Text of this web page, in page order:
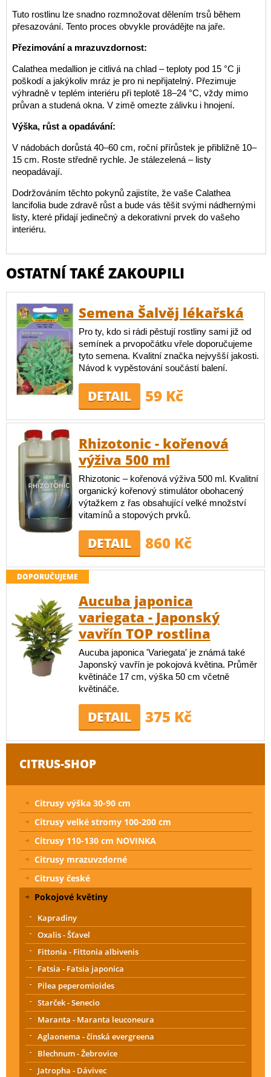
Tuto rostlinu lze snadno rozmnožovat dělením trsů během
přesazování. Tento proces obvykle provádějte na jaře.
Přezimování a mrazuvzdornost:
Calathea medallion je citlivá na chlad – teploty pod 15 °C ji
poškodí a jakýkoliv mráz je pro ni nepřijatelný. Přezimuje
výhradně v teplém interiéru při teplotě 18–24 °C, vždy mimo
průvan a studená okna. V zimě omezte zálivku i hnojení.
Výška, růst a opadávání:
V nádobách dorůstá 40–60 cm, roční přírůstek je přibližně 10–
15 cm. Roste středně rychle. Je stálezelená – listy
neopadávají.
Dodržováním těchto pokynů zajistíte, že vaše Calathea
lancifolia bude zdravě růst a bude vás těšit svými nádhernými
listy, které přidají jedinečný a dekorativní prvek do vašeho
interiéru.
OSTATNÍ TAKÉ ZAKOUPILI
Semena Šalvěj lékařská
Pro ty, kdo si rádi pěstují rostliny sami již od
semínek a prvopočátku vřele doporučujeme
tyto semena. Kvalitní značka nejvyšší jakosti.
Návod k vypěstování součástí balení.
DETAIL 59 Kč
Rhizotonic - kořenová
výživa 500 ml
Rhizotonic – kořenová výživa 500 ml. Kvalitní
organický kořenový stimulátor obohacený
výtažkem z řas obsahující velké množství
vitamínů a stopových prvků.
DETAIL 860 Kč
DOPORUČUJEME
Aucuba japonica
variegata - Japonský
vavřín TOP rostlina
Aucuba japonica 'Variegata' je známá také
Japonský vavřín je pokojová květina. Průměr
květináče 17 cm, výška 50 cm včetně
květináče.
DETAIL 375 Kč
CITRUS-SHOP
Citrusy výška 30-90 cm
Citrusy velké stromy 100-200 cm
Citrusy 110-130 cm NOVINKA
Citrusy mrazuvzdorné
Citrusy české
Pokojové květiny
Kapradiny
Oxalis - Šťavel
Fittonia - Fittonia albivenis
Fatsia - Fatsia japonica
Pilea peperomioides
Starček - Senecio
Maranta - Maranta leuconeura
Aglaonema - čínská evergreena
Blechnum - Žebrovice
Jatropha - Dávivec